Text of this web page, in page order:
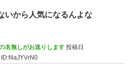
いから人気になるんよな
名無しがお送りします 投稿日
ID:f4aJYVrN0